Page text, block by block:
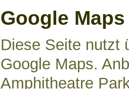
Google Maps
Diese Seite nutzt
Google Maps.
Amphitheatre